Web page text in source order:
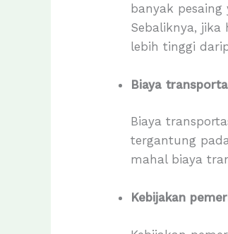
banyak
Sebaliknya,
lebih tinggi
Biaya
Biaya
tergantung
mahal biaya
Kebijakan